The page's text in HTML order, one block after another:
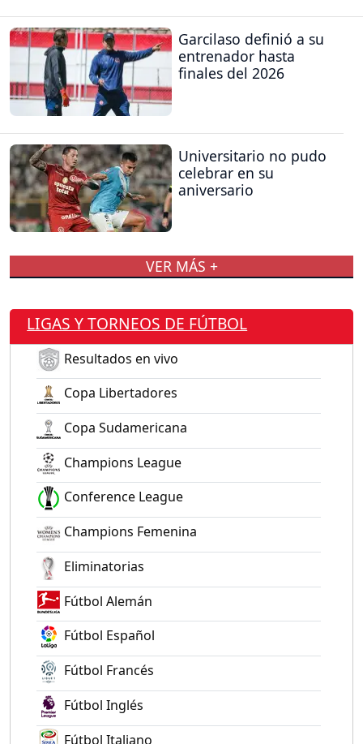
Garcilaso definió a su
entrenador hasta
finales del 2026
Universitario no pudo
celebrar en su
aniversario
VER MÁS +
LIGAS Y TORNEOS DE FÚTBOL
Resultados en vivo
Copa Libertadores
Copa Sudamericana
Champions League
Conference League
Champions Femenina
Eliminatorias
Fútbol Alemán
Fútbol Español
Fútbol Francés
Fútbol Inglés
Fútbol Italiano